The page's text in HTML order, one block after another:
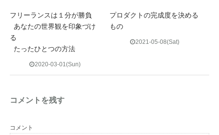
フリーランスは１分が勝負
あなたの世界観を印象づけ
る
たったひとつの方法
2020-03-01(Sun)
プロダクトの完成度を決める
もの
2021-05-08(Sat)
コメントを残す
コメント